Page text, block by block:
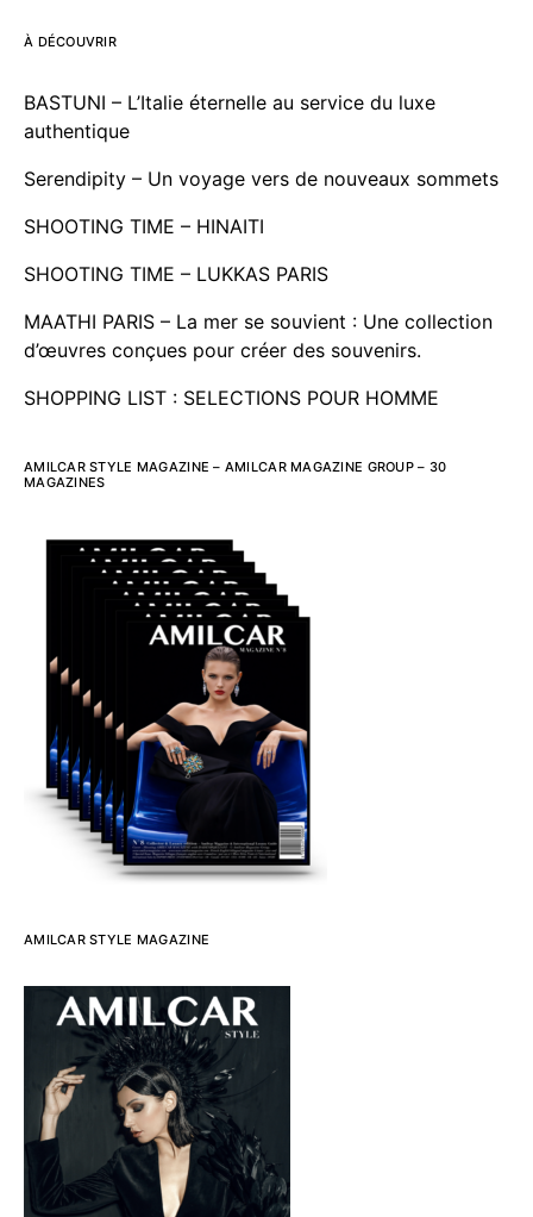
À DÉCOUVRIR
BASTUNI – L’Italie éternelle au service du luxe
authentique
Serendipity – Un voyage vers de nouveaux sommets
SHOOTING TIME – HINAITI
SHOOTING TIME – LUKKAS PARIS
MAATHI PARIS – La mer se souvient : Une collection
d’œuvres conçues pour créer des souvenirs.
SHOPPING LIST : SELECTIONS POUR HOMME
AMILCAR STYLE MAGAZINE – AMILCAR MAGAZINE GROUP – 30
MAGAZINES
AMILCAR STYLE MAGAZINE